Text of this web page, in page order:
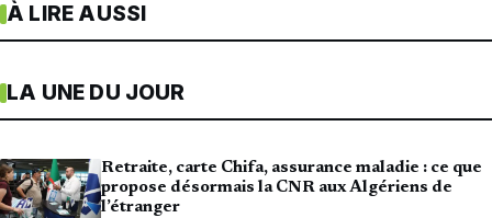
À LIRE AUSSI
LA UNE DU JOUR
Retraite, carte Chifa, assurance maladie : ce que
propose désormais la CNR aux Algériens de
l’étranger